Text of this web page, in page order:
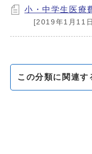
小・中学生医療
[2019年1月11
この分類に関連す